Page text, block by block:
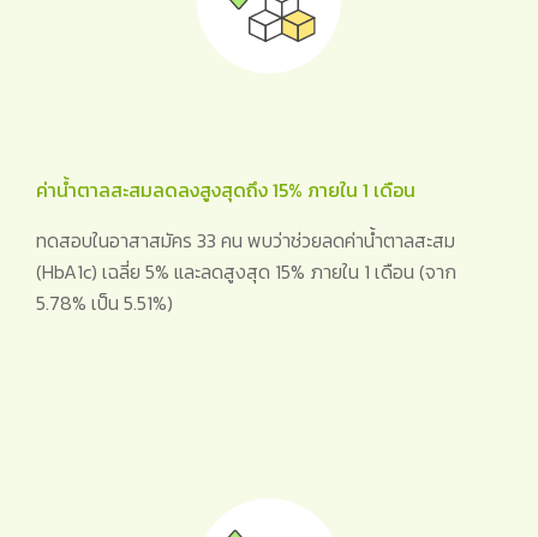
ค่าน้ำตาลสะสมลดลงสูงสุดถึง 15% ภายใน 1 เดือน
ทดสอบในอาสาสมัคร 33 คน พบว่าช่วยลดค่าน้ำตาลสะสม
(HbA1c) เฉลี่ย 5% และลดสูงสุด 15% ภายใน 1 เดือน (จาก
5.78% เป็น 5.51%)